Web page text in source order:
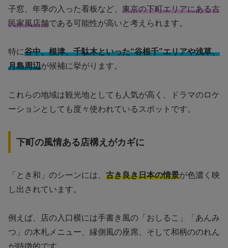
子窓、年季の入った看板など、 東京の下町エリアにある古
民家風店舗である可能性が高いと考えられます。
特に谷中、根津、千駄木といった“谷根千”エリアや浅草、
月島周辺が候補に挙がります。
これらの地域は観光地としても人気が高く、ドラマのロケ
ーションとしても度々使われているスポットです。
下町の風情ある店構えがカギに
「とき和」のシーンには、 古き良き日本の情景が色濃く映
し出されています。
例えば、店の入口横には手書き風の「おしるこ」「あんみ
つ」の木札メニュー、縁側風の座席、そして和柄ののれん